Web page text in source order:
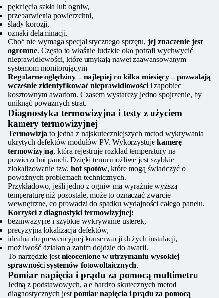
pęknięcia szkła lub ogniw,
przebarwienia powierzchni,
ślady korozji,
oznaki delaminacji.
Choć nie wymaga specjalistycznego sprzętu, jej znaczenie jest
ogromne. Często to właśnie ludzkie oko potrafi wychwycić
nieprawidłowości, które umykają nawet zaawansowanym
systemom monitorującym.
Regularne oględziny – najlepiej co kilka miesięcy – pozwalają
wcześnie zidentyfikować nieprawidłowości i zapobiec
kosztownym awariom. Czasem wystarczy jedno spojrzenie, by
uniknąć poważnych strat.
Diagnostyka termowizyjna i testy z użyciem
kamery termowizyjnej
Termowizja to jedna z najskuteczniejszych metod wykrywania
ukrytych defektów modułów PV. Wykorzystuje kamerę
termowizyjną, która rejestruje rozkład temperatury na
powierzchni paneli. Dzięki temu możliwe jest szybkie
zlokalizowanie tzw. hot spotów, które mogą świadczyć o
poważnych problemach technicznych.
Przykładowo, jeśli jedno z ogniw ma wyraźnie wyższą
temperaturę niż pozostałe, może to oznaczać zwarcie
wewnętrzne, co prowadzi do spadku wydajności całego panelu.
Korzyści z diagnostyki termowizyjnej:
bezinwazyjne i szybkie wykrywanie usterek,
precyzyjna lokalizacja defektów,
idealna do prewencyjnej konserwacji dużych instalacji,
możliwość działania zanim dojdzie do awarii.
To narzędzie jest nieocenione w utrzymaniu wysokiej
sprawności systemów fotowoltaicznych.
Pomiar napięcia i prądu za pomocą multimetru
Jedną z podstawowych, ale bardzo skutecznych metod
diagnostycznych jest pomiar napięcia i prądu za pomocą